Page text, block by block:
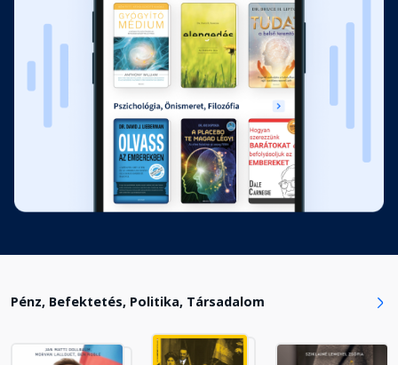
kiválasztása és beillesztése
Fejezet hossza: 01:26:51
9. Fejezet: Legendás Munkatársi
Élménytérkép
Fejezet hossza: 01:00:41
Köszönetnyilvánítás
Fejezet hossza: 00:06:22
Pongor-Juhász Attila korábban
Pénz, Befektetés, Politika, Társadalom